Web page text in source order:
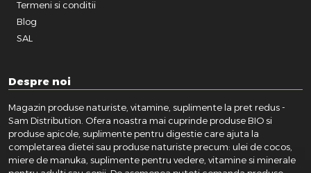
Termeni si conditii
Blog
SAL
Despre noi
Magazin produse naturiste, vitamine, suplimente la pret redus -
Sam Distribution. Ofera noastra mai cuprinde produse BIO si
produse apicole, suplimente pentru digestie care ajuta la
completarea dietei sau produse naturiste precum: ulei de cocos,
miere de manuka, suplimente pentru vedere, vitamine si minerale